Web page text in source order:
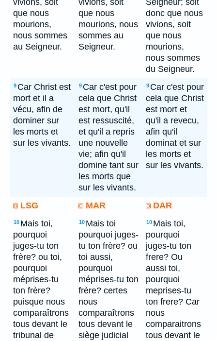
vivions, soit
que nous
mourions,
nous sommes
au Seigneur.
vivions, soit
que nous
mourions, nous
sommes au
Seigneur.
Seigneur; soit
donc que nous
vivions, soit
que nous
mourions,
nous sommes
du Seigneur.
9 Car Christ est
mort et il a
vécu, afin de
dominer sur
les morts et
sur les vivants.
9 Car c'est pour
cela que Christ
est mort, qu'il
est ressuscité,
et qu'il a repris
une nouvelle
vie; afin qu'il
domine tant sur
les morts que
sur les vivants.
9 Car c'est pour
cela que Christ
est mort et
qu'il a revecu,
afin qu'il
dominat et sur
les morts et
sur les vivants.
LSG MAR DAR
10 Mais toi,
pourquoi
juges-tu ton
frère? ou toi,
pourquoi
méprises-tu
ton frère?
puisque nous
comparaîtrons
tous devant le
tribunal de
10 Mais toi
pourquoi juges-
tu ton frère? ou
toi aussi,
pourquoi
méprises-tu ton
frère? certes
nous
comparaîtrons
tous devant le
siège judicial
10 Mais toi,
pourquoi
juges-tu ton
frere? Ou
aussi toi,
pourquoi
meprises-tu
ton frere? Car
nous
comparaitrons
tous devant le